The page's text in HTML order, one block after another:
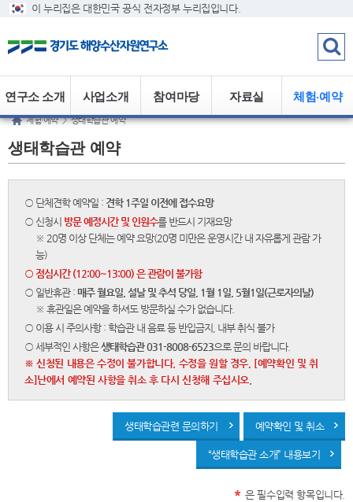
이 누리집은 대한민국 공식 전자정부 누리집입니다.
체험·예약
자료실
참여마당
사업소개
연구소 소개
체험·예약 > 생태학습관 예약
생태학습관 예약
○ 단체견학 예약일 : 견학 1주일 이전에 접수요망
○ 신청시 방문 예정시간 및 인원수를 반드시 기재요망
※ 20명 이상 단체는 예약 요망(20명 미만은 운영시간 내 자유롭게 관람 가
능)
○ 점심시간 (12:00~13:00) 은 관람이 불가함
○ 일반휴관 : 매주 월요일, 설날 및 추석 당일, 1월 1일, 5월1일(근로자의날)
※ 휴관일은 예약을 하셔도 방문하실 수가 없습니다.
○ 이용 시 주의사항 : 학습관 내 음료 등 반입금지, 내부 취식 불가
○ 세부적인 사항은생태학습관 031-8008-6523으로 문의 바랍니다.
※ 신청된 내용은 수정이 불가합니다. 수정을 원할 경우, [예약확인 및 취
소]난에서 예약된 사항을 취소 후 다시 신청해 주십시오.
예약확인 및 취소
생태학습관련 문의하기
“생태학습관 소개” 내용보기
* 은 필수입력 항목입니다.